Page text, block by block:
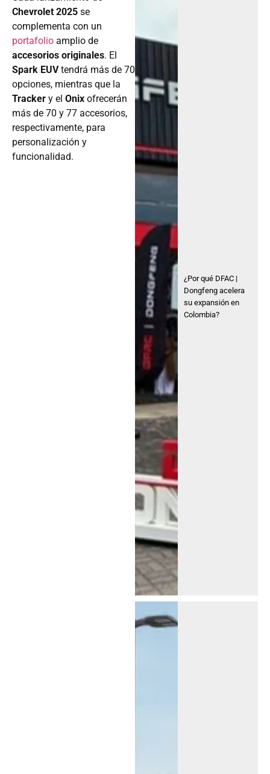
Chevrolet 2025 se
complementa con un
portafolio amplio de
accesorios originales. El
Spark EUVtendrá más de 70
opciones, mientras que la
Tracker y el Onix ofrecerán
más de 70 y 77 accesorios,
respectivamente, para
personalización y
funcionalidad.
¿Por qué DFAC |
Dongfeng acelera
su expansión en
Colombia?